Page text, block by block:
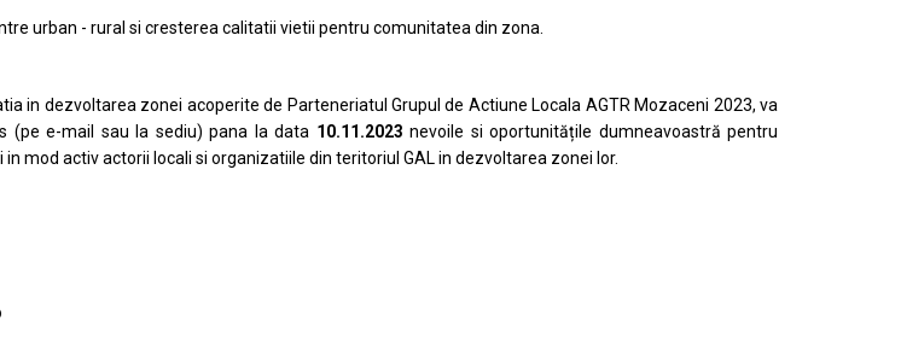
urban - rural si cresterea calitatii vietii pentru comunitatea din zona.
in dezvoltarea zonei acoperite de Parteneriatul Grupul de Actiune Locala AGTR Mozaceni 2023, va
(pe e-mail sau la sediu) pana la data 10.11.2023 nevoile si oportunitățile dumneavoastră pentru
mod activ actorii locali si organizatiile din teritoriul GAL in dezvoltarea zonei lor.